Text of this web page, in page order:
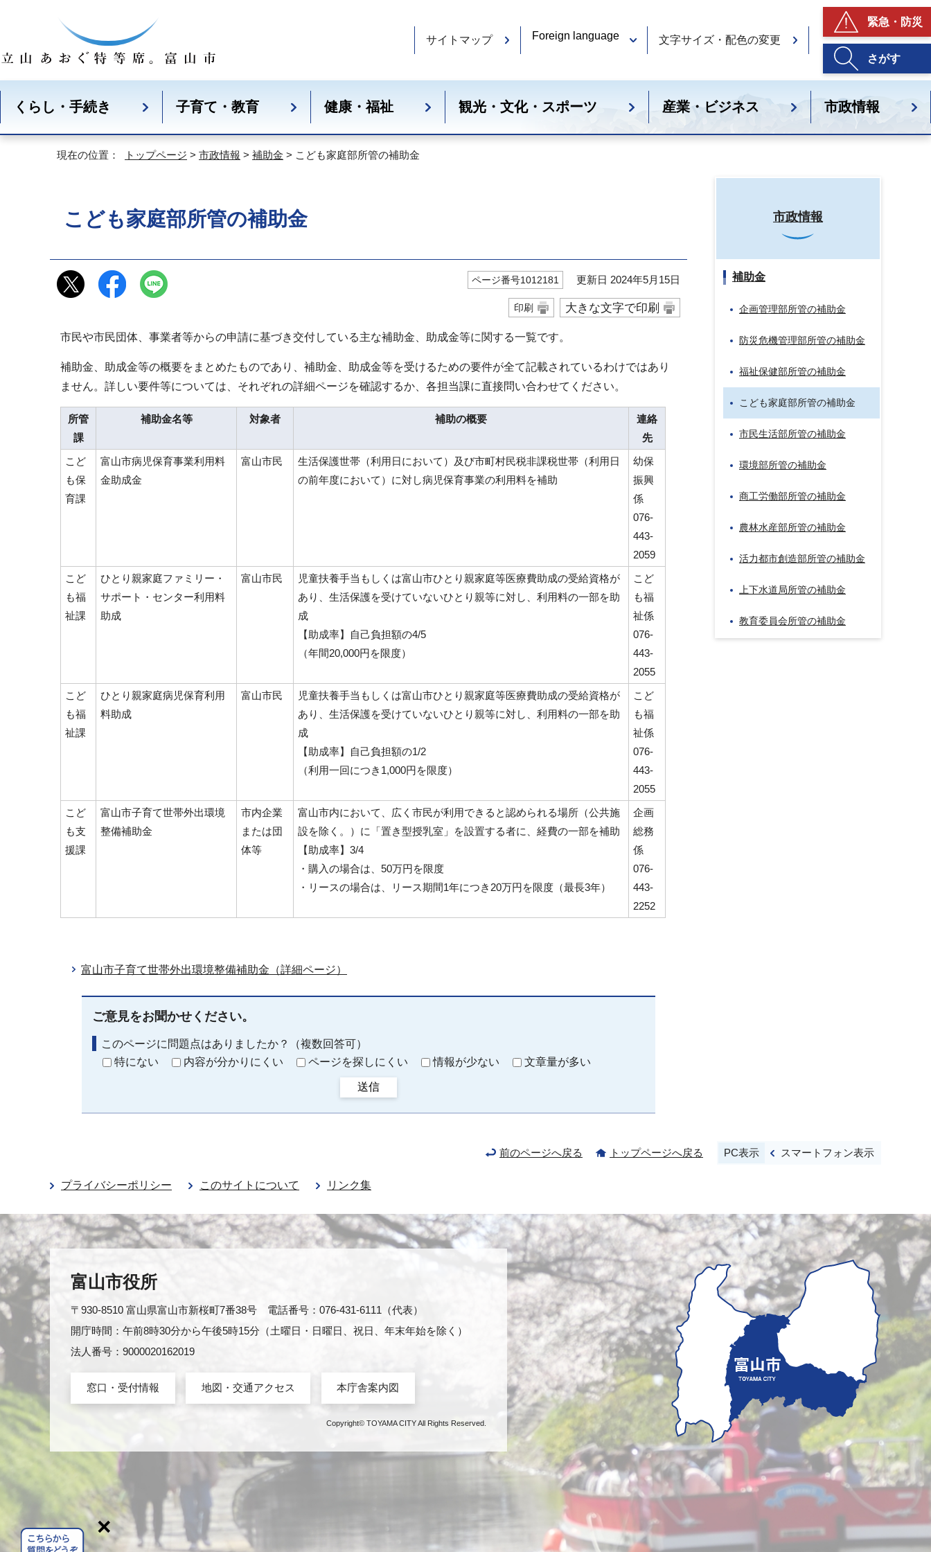
サイトマップ Foreign language 文字サイズ・配色の変更
緊急・防災
さがす
くらし・手続き 子育て・教育 健康・福祉 観光・文化・スポーツ 産業・ビジネス 市政情報
現在の位置： トップページ > 市政情報 > 補助金 > こども家庭部所管の補助金
こども家庭部所管の補助金
ページ番号1012181 更新日 2024年5月15日
印刷 大きな文字で印刷
市民や市民団体、事業者等からの申請に基づき交付している主な補助金、助成金等に関する一覧です。
補助金、助成金等の概要をまとめたものであり、補助金、助成金等を受けるための要件が全て記載されているわけではあり
ません。詳しい要件等については、それぞれの詳細ページを確認するか、各担当課に直接問い合わせてください。
所管
課
補助金名等 対象者 補助の概要
連絡
先
こど
も保
育課
富山市病児保育事業利用料
金助成金
富山市民
生活保護世帯（利用日において）及び市町村民税非課税世帯（利用日
の前年度において）に対し病児保育事業の利用料を補助
幼保
振興
係
076-
443-
2059
こど
も福
祉課
ひとり親家庭ファミリー・
サポート・センター利用料
助成
富山市民
児童扶養手当もしくは富山市ひとり親家庭等医療費助成の受給資格が
あり、生活保護を受けていないひとり親等に対し、利用料の一部を助
成
【助成率】自己負担額の4/5
（年間20,000円を限度）
こど
も福
祉係
076-
443-
2055
こど
も福
祉課
ひとり親家庭病児保育利用
料助成
富山市民
児童扶養手当もしくは富山市ひとり親家庭等医療費助成の受給資格が
あり、生活保護を受けていないひとり親等に対し、利用料の一部を助
成
【助成率】自己負担額の1/2
（利用一回につき1,000円を限度）
こど
も福
祉係
076-
443-
2055
こど
も支
援課
富山市子育て世帯外出環境
整備補助金
市内企業
または団
体等
富山市内において、広く市民が利用できると認められる場所（公共施
設を除く。）に「置き型授乳室」を設置する者に、経費の一部を補助
【助成率】3/4
・購入の場合は、50万円を限度
・リースの場合は、リース期間1年につき20万円を限度（最長3年）
企画
総務
係
076-
443-
2252
富山市子育て世帯外出環境整備補助金（詳細ページ）
ご意見をお聞かせください。
このページに問題点はありましたか？（複数回答可）
特にない
内容が分かりにくい ページを探しにくい 情報が少ない 文章量が多い
送信
市政情報
補助金
企画管理部所管の補助金
防災危機管理部所管の補助金
福祉保健部所管の補助金
こども家庭部所管の補助金
市民生活部所管の補助金
環境部所管の補助金
商工労働部所管の補助金
農林水産部所管の補助金
活力都市創造部所管の補助金
上下水道局所管の補助金
教育委員会所管の補助金
前のページへ戻る トップページへ戻る PC表示 スマートフォン表示
プライバシーポリシー このサイトについて リンク集
富山市役所
〒930-8510 富山県富山市新桜町7番38号 電話番号：076-431-6111（代表）
開庁時間：午前8時30分から午後5時15分（土曜日・日曜日、祝日、年末年始を除く）
法人番号：9000020162019
窓口・受付情報 地図・交通アクセス 本庁舎案内図
Copyright© TOYAMA CITY All Rights Reserved.
×